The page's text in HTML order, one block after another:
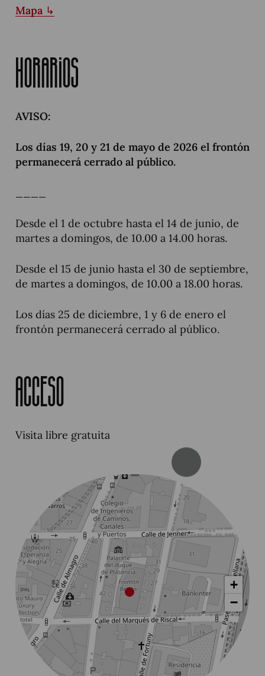
Mapa ↳
Horarios
AVISO:
Los días 19, 20 y 21 de mayo de 2026 el frontón
permanecerá cerrado al público.
Desde el 1 de octubre hasta el 14 de junio, de
martes a domingos, de 10.00 a 14.00 horas.
Desde el 15 de junio hasta el 30 de septiembre,
de martes a domingos, de 10.00 a 18.00 horas.
Los días 25 de diciembre, 1 y 6 de enero el
frontón permanecerá cerrado al público.
Acceso
Visita libre gratuita
+
−